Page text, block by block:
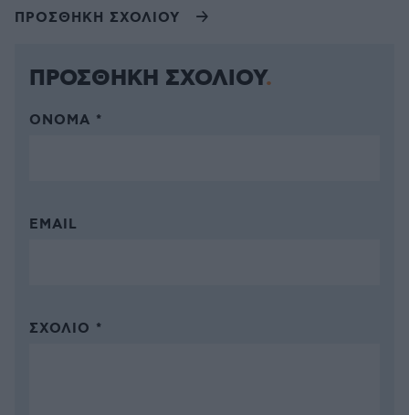
ΠΡΟΣΘΗΚΗ ΣΧΟΛΙΟΥ
ΠΡΟΣΘΗΚΗ ΣΧΟΛΙΟΥ
ΌΝΟΜΑ *
EMAIL
ΣΧΌΛΙΟ *